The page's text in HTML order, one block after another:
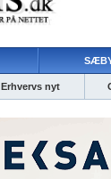
Erhvervs nyt